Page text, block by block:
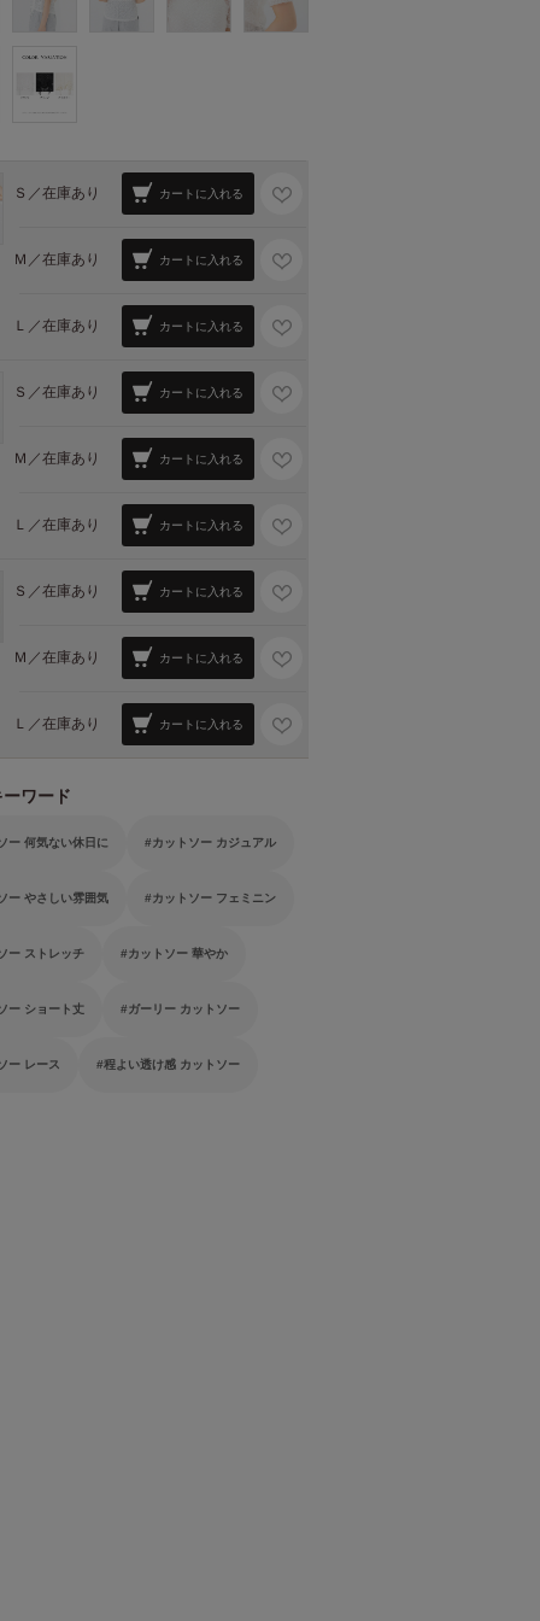
Ｓ／在庫あり カートに入れる
Ｍ／在庫あり カートに入れる
Ｌ／在庫あり カートに入れる
Ｓ／在庫あり カートに入れる
Ｍ／在庫あり カートに入れる
Ｌ／在庫あり カートに入れる
Ｓ／在庫あり カートに入れる
Ｍ／在庫あり カートに入れる
Ｌ／在庫あり カートに入れる
ーワード
ー 何気ない休日に カットソー カジュアル
ー やさしい雰囲気 カットソー フェミニン
ー ストレッチ カットソー 華やか
ー ショート丈 ガーリー カットソー
ー レース 程よい透け感 カットソー